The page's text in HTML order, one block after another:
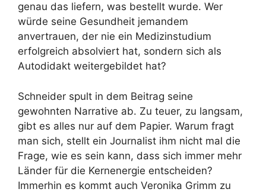
genau das liefern, was bestellt wurde. Wer
würde seine Gesundheit jemandem
anvertrauen, der nie ein Medizinstudium
erfolgreich absolviert hat, sondern sich als
Autodidakt weitergebildet hat?
Schneider spult in dem Beitrag seine
gewohnten Narrative ab. Zu teuer, zu langsam,
gibt es alles nur auf dem Papier. Warum fragt
man sich, stellt ein Journalist ihm nicht mal die
Frage, wie es sein kann, dass sich immer mehr
Länder für die Kernenergie entscheiden?
Immerhin es kommt auch Veronika Grimm zu